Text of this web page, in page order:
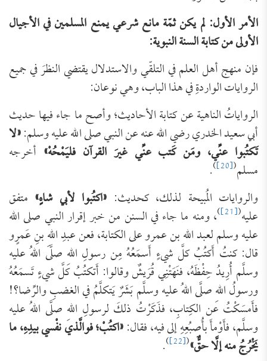
الأمر الأول: لم يكن ثمّة مانع شرعي يمنع المسلمين في الأجيال
الأولى من كتابة السنة النبوية:
فإن منهج أهل العلم في التلقّي والاستدلال يقتضي النظرَ في جميع
الروايات الواردةِ في هذا الباب، وهي نوعان:
الرواياتُ الناهية عن كتابة الأحاديث؛ وأصح ما جاء فيها حديث
أبي سعيد الخدري رضي الله عنه عن النبي صلى الله عليه وسلم:«لا
تَكتُبوا عنِّي، ومَن كَتب عنِّي غيرَ القرآن فليَمْحُهْ» أخرجه
مسلم(
[20]
)
.
والروايات المُبيحة لذلك، كحديث: «اكتُبوا لأبي شاهٍ» متفق
عليه(
[21]
)، ومنه ما جاء في السنن من خبر إقرار النبي صلى الله
عليه وسلم لعبد الله بن عمرو على الكتابة، فعن عبدِ اللهِ بنِ عَمرٍو
قال: كنتُ أَكتُبُ كلَّ شيءٍ أَسمَعُهُ مِن رسولِ اللهِ صلَّى اللهُ عليه
وسلَّم أُرِيدُ حِفْظَهُ، فنَهَتْنِي قُرَيشٌ وقالوا: أَتكتُبُ كلَّ شيءٍ تَسمَعُهُ
ورسولُ اللهِ صلَّى اللهُ عليه وسلَّم بَشَرٌ يَتكلَّمُ في الغضبِ والرِّضا؟!
فأَمسَكْتُ عن الكِتابِ، فذَكَرْتُ ذلكَ لرسولِ اللهِ صلَّى اللهُ عليه
وسلَّم، فأَوْمأَ بأُصبُعِهِ إلى فيه، فقال:«اكتُبْ؛ فوالَّذي نفْسي بيدِهِ، ما
يَخْرُجُ منه إلَّا حقٌّ»(
[22]
)
.